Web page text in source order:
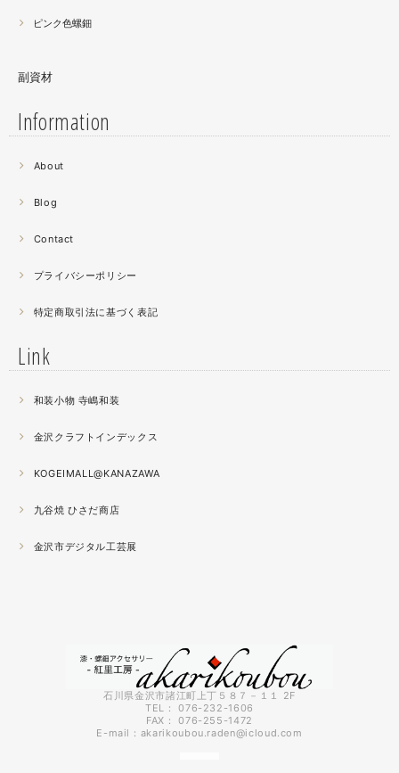
螺鈿細工の工程。青みの強い鮑貝を使ってステンドグラス
曲面に螺鈿するためには貝も小さなカケラを使う必要が...
昔作った２０００ピースのジグソーパズルを思い出す。ひ
薔薇のブローチ木地制作中。
薄く作らねば。。。パキッとやってしまったときの悲しさ
秋の催事シーズンに向けてまた木地を作り始めました。
2021.04
いの桜が満開になりました。
で石川県地場産業振興センター本館１階にて開催です。石
川県内で活動する５０歳未満の作り手６０人による展示会
ピンク色螺鈿
副資材
Information
About
Blog
Contact
プライバシーポリシー
特定商取引法に基づく表記
Link
和装小物 寺嶋和装
金沢クラフトインデックス
KOGEIMALL@KANAZAWA
九谷焼 ひさだ商店
金沢市デジタル工芸展
石川県金沢市諸江町上丁５８７－１１ 2F
TEL： 076-232-1606
FAX： 076-255-1472
E-mail： akarikoubou.raden@icloud.com